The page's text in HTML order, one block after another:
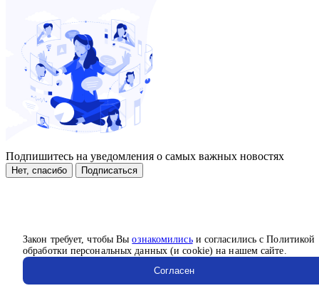
Закон требует, чтобы Выознакомилисьи согласились с Политикой
обработки персональных данных (и cookie) на нашем сайте.
Согласен
Подпишитесь на уведомления о самых важных новостях
Нет, спасибо Подписаться